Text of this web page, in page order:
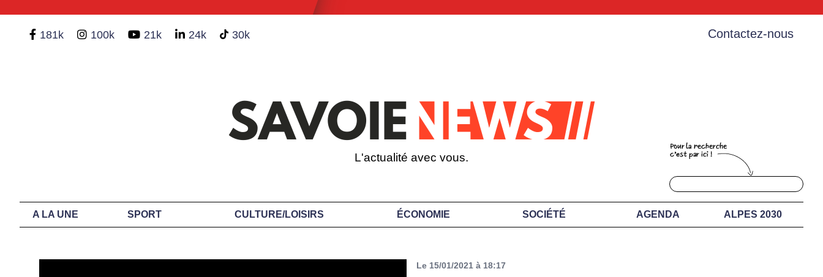
181k 100k 21k 24k 30k Contactez-nous
L'actualité avec vous.
A LA UNE SPORT CULTURE/LOISIRS ÉCONOMIE SOCIÉTÉ AGENDA ALPES 2030
Le 15/01/2021 à 18:17